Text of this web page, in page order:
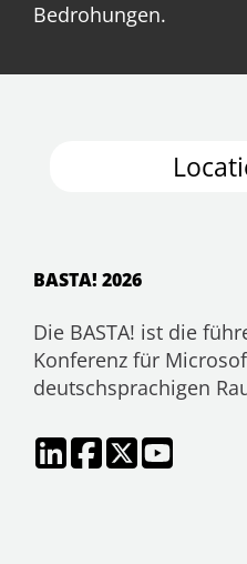
Bedrohungen.
BASTA! 2026
Die BASTA! ist die
Konferenz für
deutschsprachigen